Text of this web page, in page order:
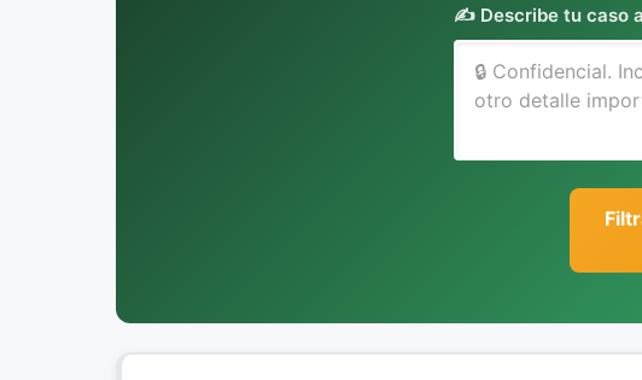
✍️ Describe tu caso